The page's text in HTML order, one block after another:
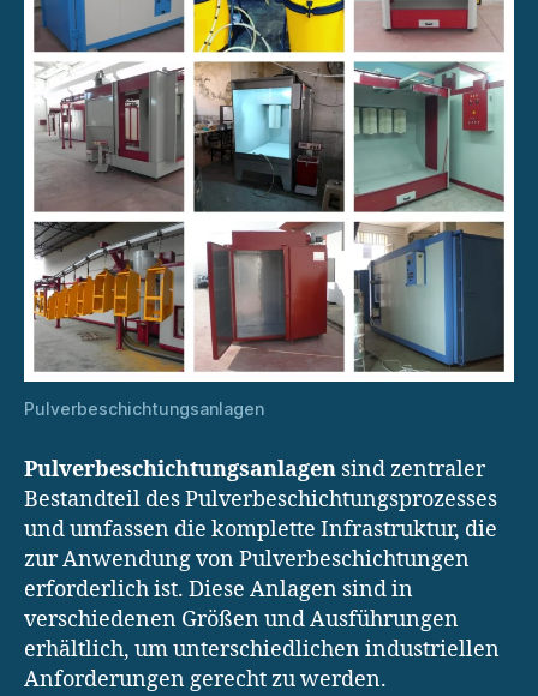
Pulverbeschichtungsanlagen
Pulverbeschichtungsanlagen sind zentraler
Bestandteil des Pulverbeschichtungsprozesses
und umfassen die komplette Infrastruktur, die
zur Anwendung von Pulverbeschichtungen
erforderlich ist. Diese Anlagen sind in
verschiedenen Größen und Ausführungen
erhältlich, um unterschiedlichen industriellen
Anforderungen gerecht zu werden.